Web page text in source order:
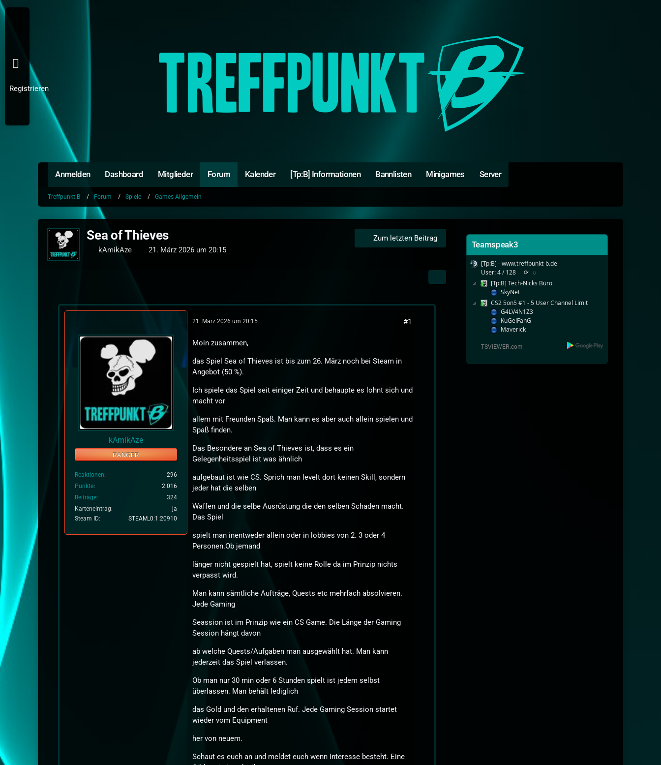
Anmelden Dashboard Mitglieder Forum Kalender [Tp:B] Informationen Bannlisten Minigames Server
Registrieren
Treffpunkt B Forum Spiele Games Allgemein
Sea of Thieves
kAmikAze 21. März 2026 um 20:15
Zum letzten Beitrag
kAmikAze
RANGER
Reaktionen
296
Punkte
2.016
Beiträge
324
Karteneintrag
ja
Steam ID
STEAM_0:1:20910
21. März 2026 um 20:15 #1
Moin zusammen,
das Spiel Sea of Thieves ist bis zum 26. März noch bei Steam in
Angebot (50 %).
Ich spiele das Spiel seit einiger Zeit und behaupte es lohnt sich und
macht vor
allem mit Freunden Spaß. Man kann es aber auch allein spielen und
Spaß finden.
Das Besondere an Sea of Thieves ist, dass es ein
Gelegenheitsspiel ist was ähnlich
aufgebaut ist wie CS. Sprich man levelt dort keinen Skill, sondern
jeder hat die selben
Waffen und die selbe Ausrüstung die den selben Schaden macht.
Das Spiel
spielt man inentweder allein oder in lobbies von 2. 3 oder 4
Personen.Ob jemand
länger nicht gespielt hat, spielt keine Rolle da im Prinzip nichts
verpasst wird.
Man kann sämtliche Aufträge, Quests etc mehrfach absolvieren.
Jede Gaming
Seassion ist im Prinzip wie ein CS Game. Die Länge der Gaming
Session hängt davon
ab welche Quests/Aufgaben man ausgewählt hat. Man kann
jederzeit das Spiel verlassen.
Ob man nur 30 min oder 6 Stunden spielt ist jedem selbst
überlassen. Man behält lediglich
das Gold und den erhaltenen Ruf. Jede Gaming Session startet
wieder vom Equipment
her von neuem.
Schaut es euch an und meldet euch wenn Interesse besteht. Eine
Teamspeak3
[Tp:B] - www.treffpunkt-b.de
User: 4 / 128
⟳ ◌
[Tp:B] Tech-Nicks Büro
SkyNet
CS2 5on5 #1 - 5 User Channel Limit
G4LV4N1Z3
KuGelFanG
Maverick